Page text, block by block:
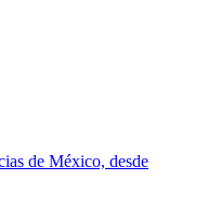
de México, desde